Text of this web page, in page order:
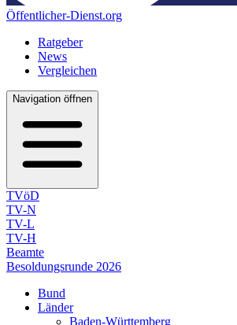
Öffentlicher-Dienst.org
Ratgeber
News
Vergleichen
Navigation öffnen
TVöD
TV-N
TV-L
TV-H
Beamte
Besoldungsrunde 2026
Bund
Länder
Baden-Württemberg